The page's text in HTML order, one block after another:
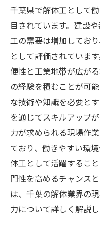
千葉県で解体工として
目されています。建設
工の需要は増加してお
として評価されていま
便性と工業地帯が広が
の経験を積むことが可
な技術や知識を必要と
を通じてスキルアップ
力が求められる現場作
ており、働きやすい環
体工として活躍するこ
門性を高めるチャンス
は、千葉の解体業界の
力について詳しく解説し